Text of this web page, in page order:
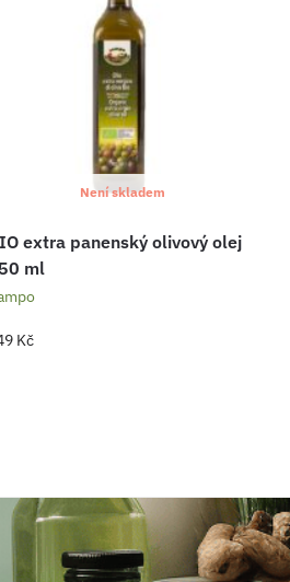
Není skladem
extra panenský olivový olej
ml
Kč